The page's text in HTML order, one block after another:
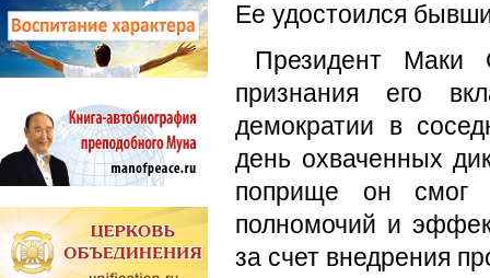
Ее удостоился
Президент Маки
признания его
демократии в
день охваченных
поприще он смог
полномочий и
за счет внедрения